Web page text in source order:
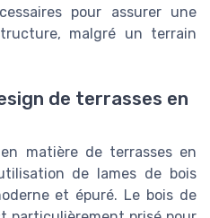
pour assurer une
malgré un terrain
de terrasses en
matière de terrasses en
de lames de bois
et épuré. Le bois de